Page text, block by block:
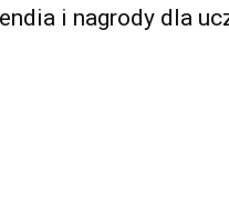
i nagrody dla